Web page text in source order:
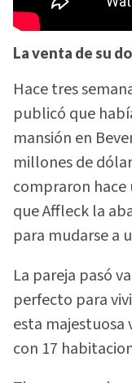
La venta de su
Hace tres
publicó que
mansión en
millones de
compraron hace
que Affleck la
para mudarse a
La pareja pasó
perfecto para
esta majestuosa
con 17